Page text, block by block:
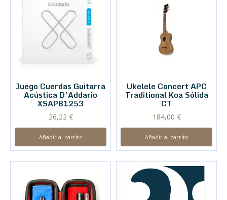
Juego Cuerdas Guitarra
Acústica D’Addario
XSAPB1253
26,22 €
Añadir al carrito
Ukelele Concert APC
Traditional Koa Sólida
CT
184,00 €
Añadir al carrito